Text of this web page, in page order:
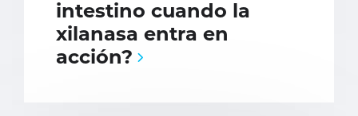
intestino cuando la
xilanasa entra en
acción?